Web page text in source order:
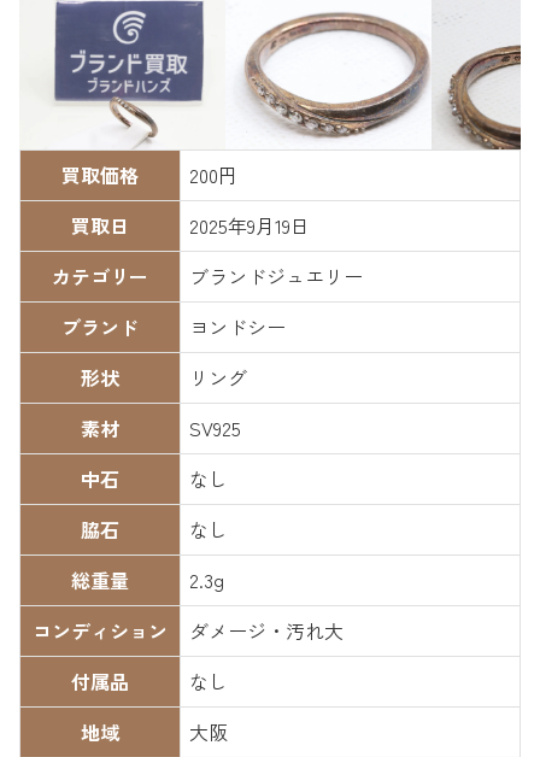
買取価格
200円
買取日
2025年9月19日
カテゴリー
ブランドジュエリー
ブランド
ヨンドシー
形状
リング
素材
SV925
中石
なし
脇石
なし
総重量
2.3g
コンディション
ダメージ・汚れ大
付属品
なし
地域
大阪